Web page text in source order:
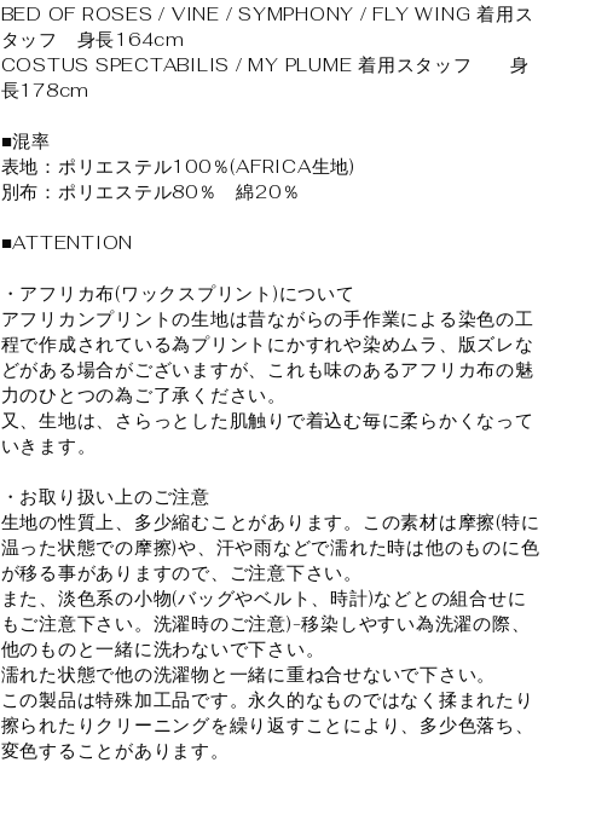
BED OF ROSES / VINE / SYMPHONY / FLY WING 着用ス
タッフ 身長164cm
COSTUS SPECTABILIS / MY PLUME 着用スタッフ 身
長178cm
■混率
表地：ポリエステル100％(AFRICA生地)
別布：ポリエステル80％ 綿20％
■ATTENTION
・アフリカ布(ワックスプリント)について
アフリカンプリントの生地は昔ながらの手作業による染色の工
程で作成されている為プリントにかすれや染めムラ、版ズレな
どがある場合がございますが、これも味のあるアフリカ布の魅
力のひとつの為ご了承ください。
又、生地は、さらっとした肌触りで着込む毎に柔らかくなって
いきます。
・お取り扱い上のご注意
生地の性質上、多少縮むことがあります。この素材は摩擦(特に
温った状態での摩擦)や、汗や雨などで濡れた時は他のものに色
が移る事がありますので、ご注意下さい。
また、淡色系の小物(バッグやベルト、時計)などとの組合せに
もご注意下さい。洗濯時のご注意)-移染しやすい為洗濯の際、
他のものと一緒に洗わないで下さい。
濡れた状態で他の洗濯物と一緒に重ね合せないで下さい。
この製品は特殊加工品です。永久的なものではなく揉まれたり
擦られたりクリーニングを繰り返すことにより、多少色落ち、
変色することがあります。